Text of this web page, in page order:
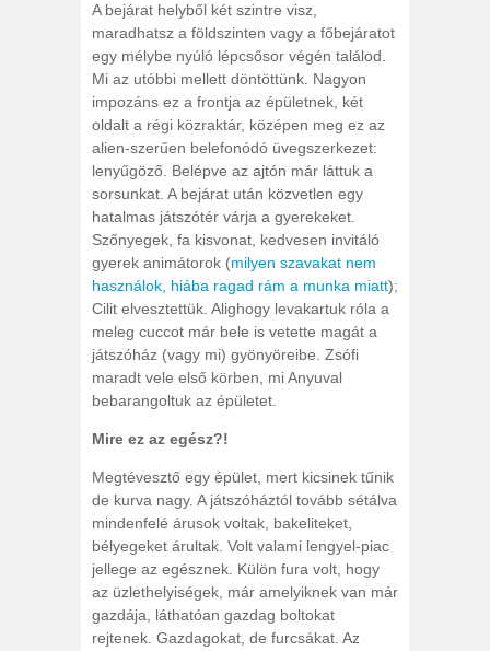
A bejárat helyből két szintre visz,
maradhatsz a földszinten vagy a főbejáratot
egy mélybe nyúló lépcsősor végén találod.
Mi az utóbbi mellett döntöttünk. Nagyon
impozáns ez a frontja az épületnek, két
oldalt a régi közraktár, középen meg ez az
alien-szerűen belefonódó üvegszerkezet:
lenyűgöző. Belépve az ajtón már láttuk a
sorsunkat. A bejárat után közvetlen egy
hatalmas játszótér várja a gyerekeket.
Szőnyegek, fa kisvonat, kedvesen invitáló
gyerek animátorok (milyen szavakat nem
használok, hiába ragad rám a munka miatt);
Cilit elvesztettük. Alighogy levakartuk róla a
meleg cuccot már bele is vetette magát a
játszóház (vagy mi) gyönyöreibe. Zsófi
maradt vele első körben, mi Anyuval
bebarangoltuk az épületet.
Mire ez az egész?!
Megtévesztő egy épület, mert kicsinek tűnik
de kurva nagy. A játszóháztól tovább sétálva
mindenfelé árusok voltak, bakeliteket,
bélyegeket árultak. Volt valami lengyel-piac
jellege az egésznek. Külön fura volt, hogy
az üzlethelyiségek, már amelyiknek van már
gazdája, láthatóan gazdag boltokat
rejtenek. Gazdagokat, de furcsákat. Az